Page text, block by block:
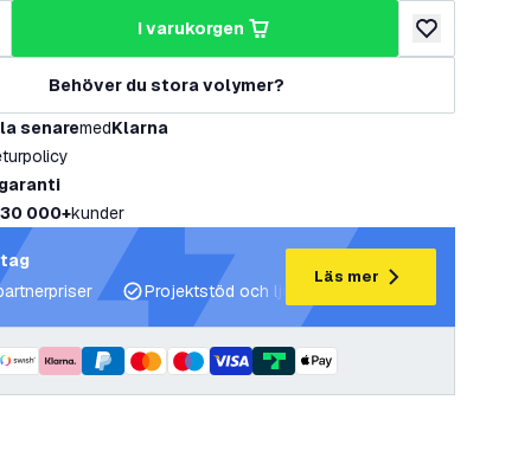
antal i varukorgen
lägg till i
Behöver du stora volymer?
senaremedKlarna
30 000+kunder
Projektstöd och ljusplaner
Läs mer